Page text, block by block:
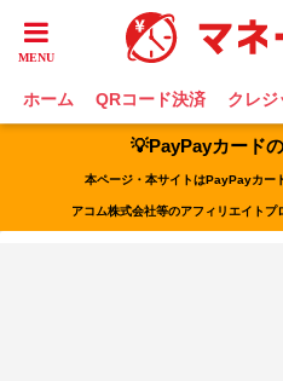
ホーム QRコード決済 クレジ
💡PayPayカード
本ページ・本サイトはPayPayカー
アコム株式会社等のアフィリエイトプ